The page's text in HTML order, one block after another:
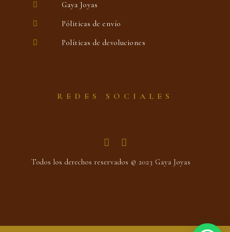
Gaya Joyas
Póliticas de envío
Políticas de devoluciones
REDES SOCIALES
Todos los derechos reservados © 2023 Gaya Joyas